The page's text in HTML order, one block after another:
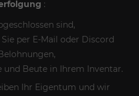
:
sind,
per E-Mail oder Discord
und Beute in Ihrem Inventar.
Ihr Eigentum und wir